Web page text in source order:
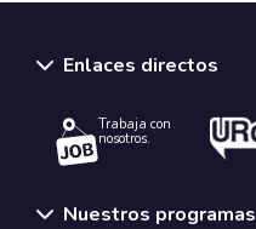
Enlaces directos
Trabaja con
nosotros.
Nuestros programas